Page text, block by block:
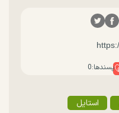
پسندها:0
استایل